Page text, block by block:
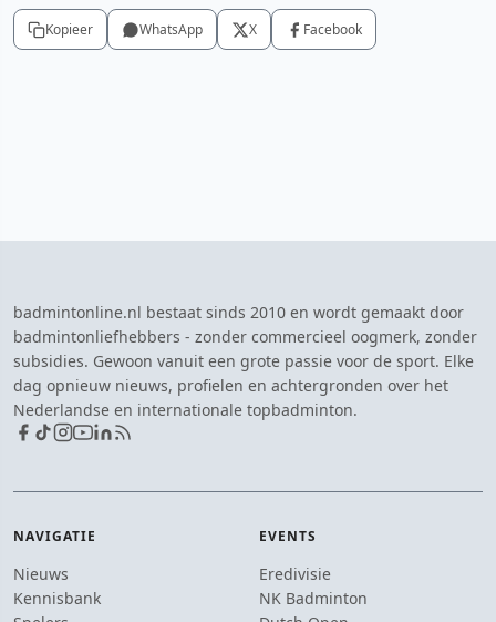
Kopieer WhatsApp X Facebook
badmintonline.nl bestaat sinds 2010 en wordt gemaakt door
badmintonliefhebbers - zonder commercieel oogmerk, zonder
subsidies. Gewoon vanuit een grote passie voor de sport. Elke
dag opnieuw nieuws, profielen en achtergronden over het
Nederlandse en internationale topbadminton.
NAVIGATIE
Nieuws
Kennisbank
EVENTS
Eredivisie
NK Badminton